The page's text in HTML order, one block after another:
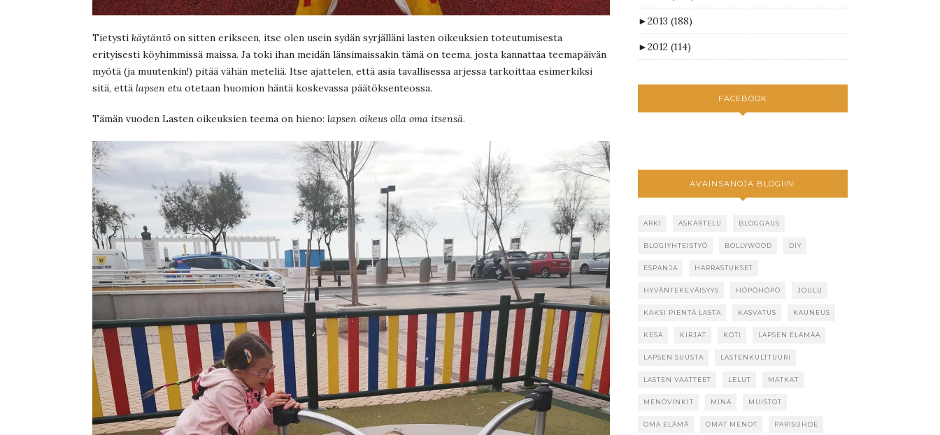
Tietysti käytäntö on sitten erikseen, itse olen usein sydän syrjälläni lasten oikeuksien toteutumisesta
erityisesti köyhimmissä maissa. Ja toki ihan meidän länsimaissakin tämä on teema, josta kannattaa teemapäivän
myötä (ja muutenkin!) pitää vähän meteliä. Itse ajattelen, että asia tavallisessa arjessa tarkoittaa esimerkiksi
sitä, että lapsen etu otetaan huomion häntä koskevassa päätöksenteossa.
Tämän vuoden Lasten oikeuksien teema on hieno: lapsen oikeus olla oma itsensä.
►2013 (188)
►2012 (114)
FACEBOOK
AVAINSANOJA BLOGIIN:
ARKI ASKARTELU BLOGGAUS
BLOGIYHTEISTYÖ BOLLYWOOD DIY
ESPANJA HARRASTUKSET
HYVÄNTEKEVÄISYYS HÖPÖHÖPÖ JOULU
KAKSI PIENTÄ LASTA KASVATUS KAUNEUS
KESÄ KIRJAT KOTI LAPSEN ELÄMÄÄ
LAPSEN SUUSTA LASTENKULTTUURI
LASTEN VAATTEET LELUT MATKAT
MENOVINKIT MINÄ MUISTOT
OMA ELÄMÄ OMAT MENOT PARISUHDE